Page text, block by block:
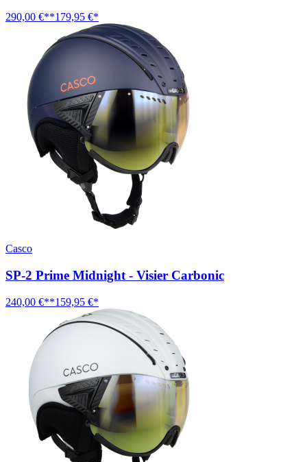
290,00 €**179,95 €*
Casco
SP-2 Prime Midnight - Visier Carbonic
240,00 €**159,95 €*